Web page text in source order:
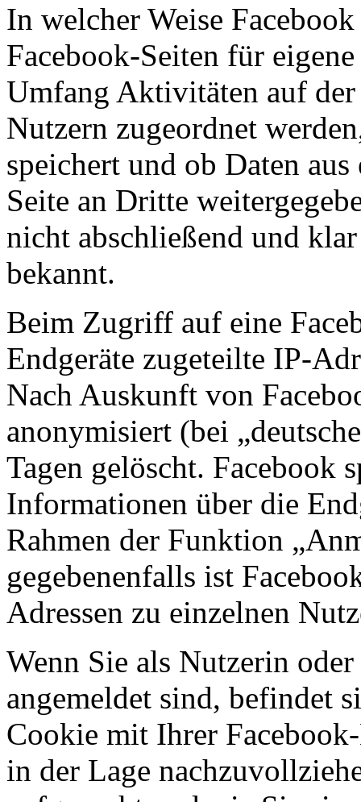
In welcher Weise
Facebook-Seiten für
Umfang Aktivitäten auf
Nutzern zugeordnet
speichert und ob Daten
Seite an Dritte
nicht abschließend und
bekannt.
Beim Zugriff auf eine
Endgeräte zugeteilte IP-
Nach Auskunft von
anonymisiert (bei
Tagen gelöscht. Facebook
Informationen über die
Rahmen der Funktion
gegebenenfalls ist
Adressen zu einzelnen
Wenn Sie als Nutzerin
angemeldet sind, befindet
Cookie mit Ihrer
in der Lage